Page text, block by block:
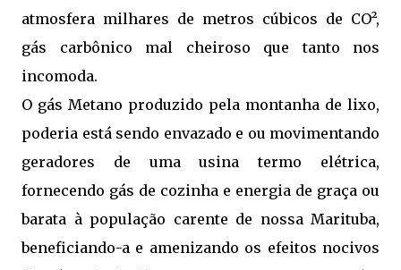
atmosfera milhares de metros cúbicos de CO²,
gás carbônico mal cheiroso que tanto nos
incomoda.
O gás Metano produzido pela montanha de lixo,
poderia está sendo envazado e ou movimentando
geradores de uma usina termo elétrica,
fornecendo gás de cozinha e energia de graça ou
barata à população carente de nossa Marituba,
beneficiando-a e amenizando os efeitos nocivos